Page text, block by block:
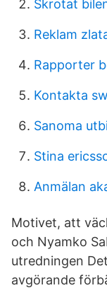
Skrotat
Reklam
Rapporter
Kontakta
Sanoma
Stina
Anmälan
Motivet, att
och Nyamko
utredningen
avgörande